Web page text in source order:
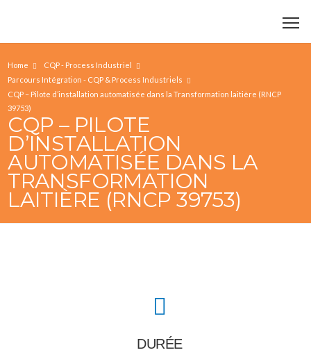
Home
CQP - Process Industriel
Parcours Intégration - CQP & Process Industriels
CQP – Pilote d’installation automatisée dans la Transformation laitière (RNCP
39753)
CQP – PILOTE
D’INSTALLATION
AUTOMATISÉE DANS LA
TRANSFORMATION
LAITIÈRE (RNCP 39753)
DURÉE